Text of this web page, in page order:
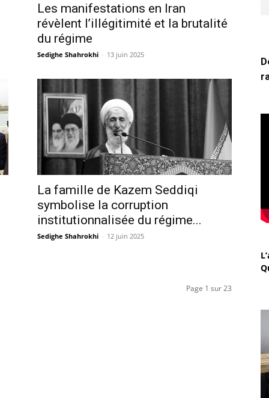
Les manifestations en Iran
révèlent l’illégitimité et la brutalité
du régime
Sedighe Shahrokhi - 13 juin 2025
La famille de Kazem Seddiqi
symbolise la corruption
institutionnalisée du régime...
Sedighe Shahrokhi - 12 juin 2025
Page 1 sur 23